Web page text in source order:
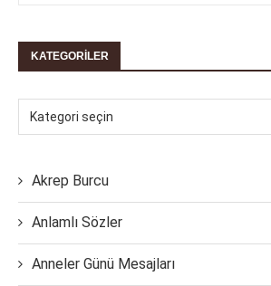
KATEGORILER
Akrep Burcu
Anlamlı Sözler
Anneler Günü Mesajları